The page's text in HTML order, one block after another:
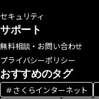
セキュリティ
サポート
無料相談・お問い合わせ
プライバシーポリシー
おすすめのタグ
＃さくらインターネット